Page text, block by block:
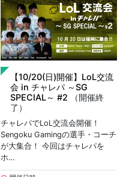
【10/20(日)開催】LoL交流
会 in チャレパ ～SG
SPECIAL～ #2
了）
チャレパでLoL交流会開催！
Sengoku Gamingの選手・コーチ
が大集合！ 今回はチャレパを
ホ…